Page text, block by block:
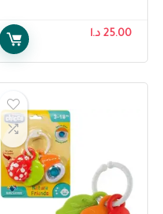
25.00 د.ا